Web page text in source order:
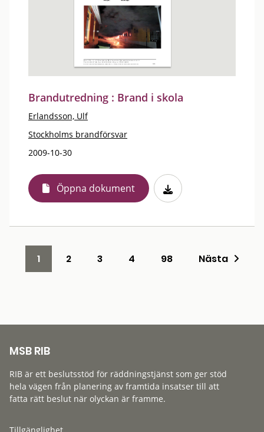
Brandutredning : Brand i skola
Erlandsson, Ulf
Stockholms brandförsvar
2009-10-30
Öppna dokument
1 2 3 4 98 Nästa
MSB RIB
RIB är ett beslutsstöd för räddningstjänst som ger stöd
hela vägen från planering av framtida insatser till att
fatta rätt beslut när olyckan är framme.